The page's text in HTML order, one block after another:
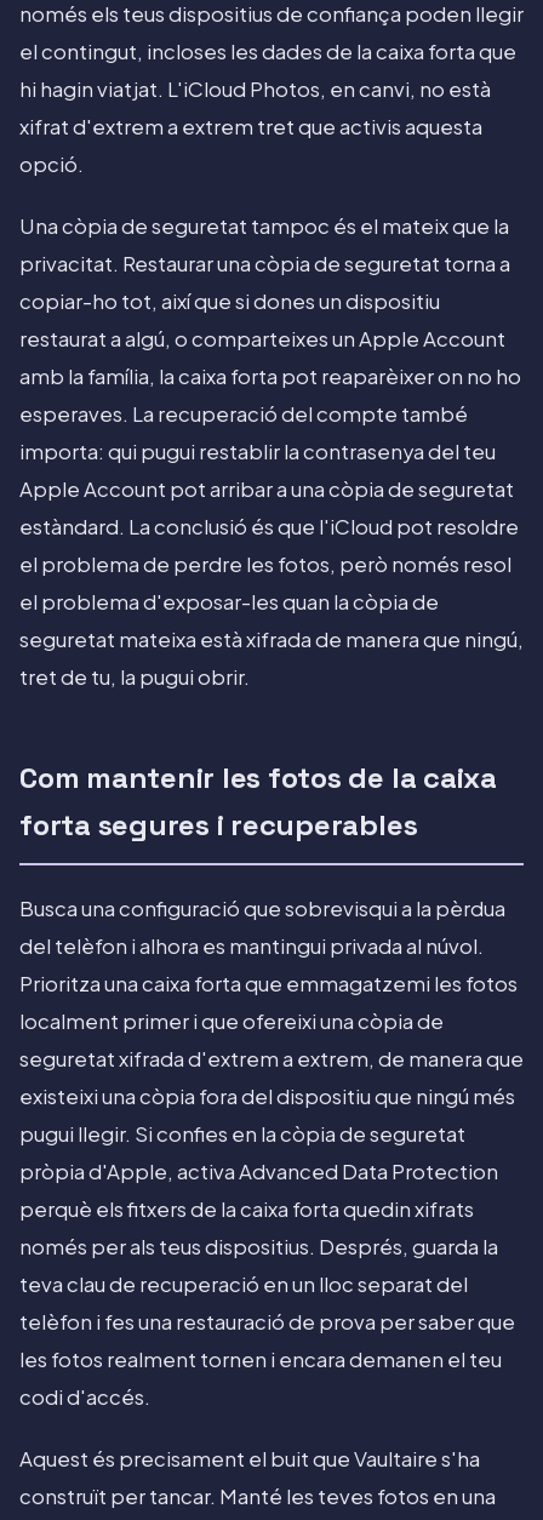
només els teus dispositius de confiança poden llegir
el contingut, incloses les dades de la caixa forta que
hi hagin viatjat. L'iCloud Photos, en canvi, no està
xifrat d'extrem a extrem tret que activis aquesta
opció.
Una còpia de seguretat tampoc és el mateix que la
privacitat. Restaurar una còpia de seguretat torna a
copiar-ho tot, així que si dones un dispositiu
restaurat a algú, o comparteixes un Apple Account
amb la família, la caixa forta pot reaparèixer on no ho
esperaves. La recuperació del compte també
importa: qui pugui restablir la contrasenya del teu
Apple Account pot arribar a una còpia de seguretat
estàndard. La conclusió és que l'iCloud pot resoldre
el problema de perdre les fotos, però només resol
el problema d'exposar-les quan la còpia de
seguretat mateixa està xifrada de manera que ningú,
tret de tu, la pugui obrir.
Com mantenir les fotos de la caixa
forta segures i recuperables
Busca una configuració que sobrevisqui a la pèrdua
del telèfon i alhora es mantingui privada al núvol.
Prioritza una caixa forta que emmagatzemi les fotos
localment primer i que ofereixi una còpia de
seguretat xifrada d'extrem a extrem, de manera que
existeixi una còpia fora del dispositiu que ningú més
pugui llegir. Si confies en la còpia de seguretat
pròpia d'Apple, activa Advanced Data Protection
perquè els fitxers de la caixa forta quedin xifrats
només per als teus dispositius. Després, guarda la
teva clau de recuperació en un lloc separat del
telèfon i fes una restauració de prova per saber que
les fotos realment tornen i encara demanen el teu
codi d'accés.
Aquest és precisament el buit que Vaultaire s'ha
construït per tancar. Manté les teves fotos en una